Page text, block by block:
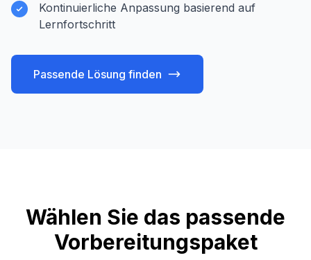
Kontinuierliche Anpassung basierend auf
Lernfortschritt
Passende Lösung finden
Wählen Sie das passende
Vorbereitungspaket